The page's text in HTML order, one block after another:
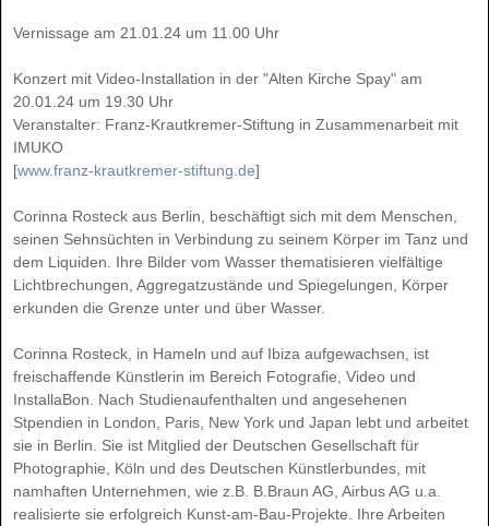
Vernissage am 21.01.24 um 11.00 Uhr
Konzert mit Video-Installation in der "Alten Kirche Spay" am
20.01.24 um 19.30 Uhr
Veranstalter: Franz-Krautkremer-Stiftung in Zusammenarbeit mit
IMUKO
[www.franz-krautkremer-stiftung.de]
Corinna Rosteck aus Berlin, beschäftigt sich mit dem Menschen,
seinen Sehnsüchten in Verbindung zu seinem Körper im Tanz und
dem Liquiden. Ihre Bilder vom Wasser thematisieren vielfältige
Lichtbrechungen, Aggregatzustände und Spiegelungen, Körper
erkunden die Grenze unter und über Wasser.
Corinna Rosteck, in Hameln und auf Ibiza aufgewachsen, ist
freischaffende Künstlerin im Bereich Fotografie, Video und
InstallaBon. Nach Studienaufenthalten und angesehenen
Stpendien in London, Paris, New York und Japan lebt und arbeitet
sie in Berlin. Sie ist Mitglied der Deutschen Gesellschaft für
Photographie, Köln und des Deutschen Künstlerbundes, mit
namhaften Unternehmen, wie z.B. B.Braun AG, Airbus AG u.a.
realisierte sie erfolgreich Kunst-am-Bau-Projekte. Ihre Arbeiten